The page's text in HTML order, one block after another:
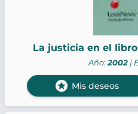
La justicia en el
Año:2002 |
stars Mis deseos